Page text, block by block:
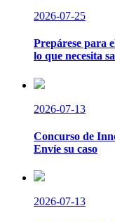
2026-07-25
Prepárese para
lo que necesita
2026-07-13
Concurso de
Envíe su caso
2026-07-13